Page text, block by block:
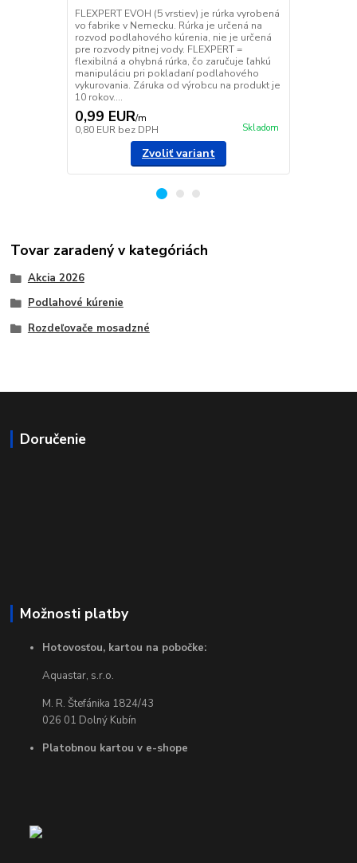
FLEXPERT EVOH (5 vrstiev) je rúrka vyrobená
vo fabrike v Nemecku. Rúrka je určená na
rozvod podlahového kúrenia, nie je určená
pre rozvody pitnej vody. FLEXPERT =
flexibilná a ohybná rúrka, čo zaručuje ľahkú
manipuláciu pri pokladaní podlahového
vykurovania. Záruka od výrobcu na produkt je
10 rokov....
0,99 EUR/m
0,80 EUR bez DPH Skladom
Zvoliť variant
Tovar zaradený v kategóriách
Akcia 2026
Podlahové kúrenie
Rozdeľovače mosadzné
Doručenie
Možnosti platby
Hotovosťou, kartou na pobočke:
Aquastar, s.r.o.
M. R. Štefánika 1824/43
026 01 Dolný Kubín
Platobnou kartou v e-shope